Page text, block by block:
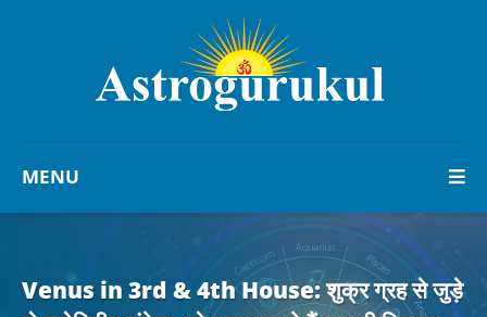
MENU
Venus in 3rd & 4th House: शुक्र ग्रह से जुड़े